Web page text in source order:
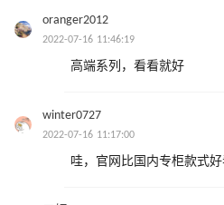
oranger2012
2022-07-16 11:46:19
高端系列，看看就好
winter0727
2022-07-16 11:17:00
哇，官网比国内专柜款式